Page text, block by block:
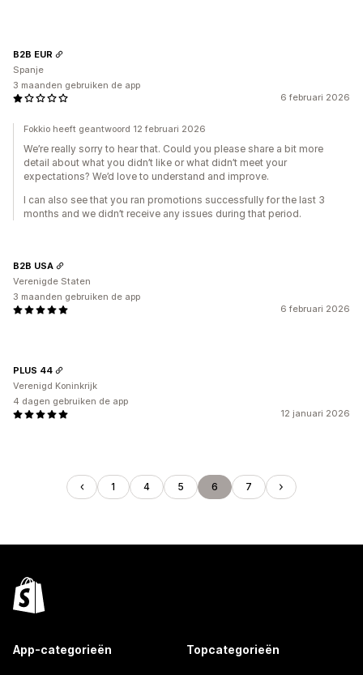
6 februari 2026
B2B EUR
Spanje
3 maanden gebruiken de app
Fokkio heeft geantwoord 12 februari 2026
We’re really sorry to hear that. Could you please share a bit more
detail about what you didn’t like or what didn’t meet your
expectations? We’d love to understand and improve.
I can also see that you ran promotions successfully for the last 3
months and we didn’t receive any issues during that period.
6 februari 2026
B2B USA
Verenigde Staten
3 maanden gebruiken de app
12 januari 2026
PLUS 44
Verenigd Koninkrijk
4 dagen gebruiken de app
1 4 5 6 7
App-categorieën Topcategorieën